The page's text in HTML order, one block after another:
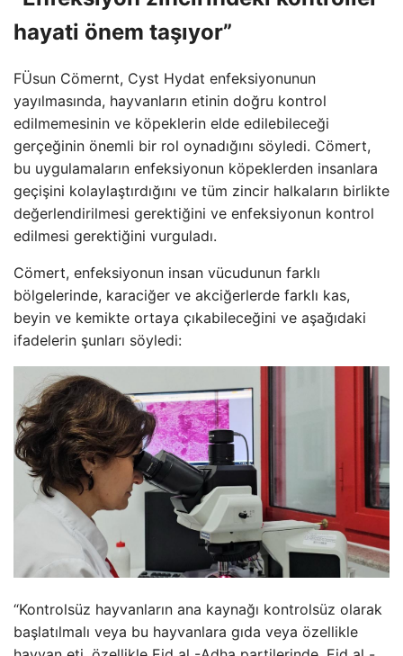
hayati önem taşıyor”
FÜsun Cömernt, Cyst Hydat enfeksiyonunun
yayılmasında, hayvanların etinin doğru kontrol
edilmemesinin ve köpeklerin elde edilebileceği
gerçeğinin önemli bir rol oynadığını söyledi. Cömert,
bu uygulamaların enfeksiyonun köpeklerden insanlara
geçişini kolaylaştırdığını ve tüm zincir halkaların birlikte
değerlendirilmesi gerektiğini ve enfeksiyonun kontrol
edilmesi gerektiğini vurguladı.
Cömert, enfeksiyonun insan vücudunun farklı
bölgelerinde, karaciğer ve akciğerlerde farklı kas,
beyin ve kemikte ortaya çıkabileceğini ve aşağıdaki
ifadelerin şunları söyledi:
“Kontrolsüz hayvanların ana kaynağı kontrolsüz olarak
başlatılmalı veya bu hayvanlara gıda veya özellikle